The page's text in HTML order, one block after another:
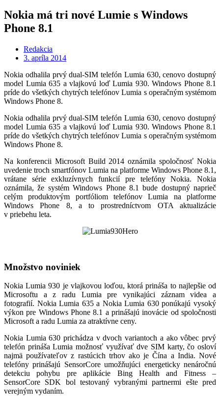
Nokia má tri nové Lumie s Windows
Phone 8.1
Redakcia
3. apríla 2014
Nokia odhalila prvý dual-SIM telefón Lumia 630, cenovo dostupný
model Lumia 635 a vlajkovú loď Lumia 930. Windows Phone 8.1
príde do všetkých chytrých telefónov Lumia s operačným systémom
Windows Phone 8.
Nokia odhalila prvý dual-SIM telefón Lumia 630, cenovo dostupný
model Lumia 635 a vlajkovú loď Lumia 930. Windows Phone 8.1
príde do všetkých chytrých telefónov Lumia s operačným systémom
Windows Phone 8.
Na konferencii Microsoft Build 2014 oznámila spoločnosť Nokia
uvedenie troch smartfónov Lumia na platforme Windows Phone 8.1,
vrátane série exkluzívnych funkcií pre telefóny Nokia. Nokia
oznámila, že systém Windows Phone 8.1 bude dostupný naprieč
celým produktovým portfóliom telefónov Lumia na platforme
Windows Phone 8, a to prostredníctvom OTA aktualizácie
v priebehu leta.
Množstvo noviniek
Nokia Lumia 930 je vlajkovou loďou, ktorá prináša to najlepšie od
Microsoftu a z radu Lumia pre vynikajúci záznam videa a
fotografií. Nokia Lumia 635 a Nokia Lumia 630 ponúkajú vysoký
výkon pre Windows Phone 8.1 a prinášajú inovácie od spoločnosti
Microsoft a radu Lumia za atraktívne ceny.
Nokia Lumia 630 prichádza v dvoch variantoch a ako vôbec prvý
telefón prináša Lumia možnosť využívať dve SIM karty, čo osloví
najmä používateľov z rastúcich trhov ako je Čína a India. Nové
telefóny prinášajú SensorCore umožňujúci energeticky nenáročnú
detekciu pohybu pre aplikácie Bing Health and Fitness –
SensorCore SDK bol testovaný vybranými partnermi ešte pred
verejným vydaním.